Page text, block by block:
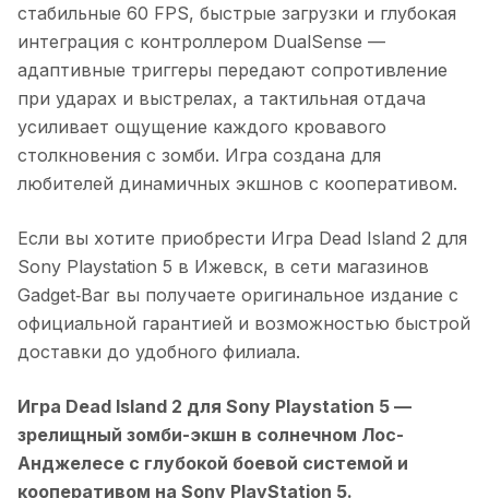
стабильные 60 FPS, быстрые загрузки и глубокая
интеграция с контроллером DualSense —
адаптивные триггеры передают сопротивление
при ударах и выстрелах, а тактильная отдача
усиливает ощущение каждого кровавого
столкновения с зомби. Игра создана для
любителей динамичных экшнов с кооперативом.
Если вы хотите приобрести Игра Dead Island 2 для
Sony Playstation 5 в Ижевск, в сети магазинов
Gadget‑Bar вы получаете оригинальное издание с
официальной гарантией и возможностью быстрой
доставки до удобного филиала.
Игра Dead Island 2 для Sony Playstation 5 —
зрелищный зомби-экшн в солнечном Лос-
Анджелесе с глубокой боевой системой и
кооперативом на Sony PlayStation 5.